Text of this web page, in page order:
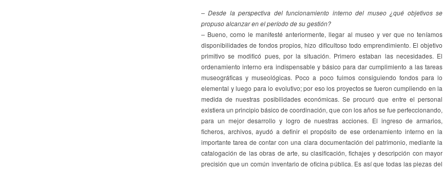
– Desde la perspectiva del funcionamiento interno del museo ¿qué objetivos se
propuso alcanzar en el período de su gestión?
– Bueno, como le manifesté anteriormente, llegar al museo y ver que no teníamos
disponibilidades de fondos propios, hizo dificultoso todo emprendimiento. El objetivo
primitivo se modificó pues, por la situación. Primero estaban las necesidades. El
ordenamiento interno era indispensable y básico para dar cumplimiento a las tareas
museográficas y museológicas. Poco a poco fuimos consiguiendo fondos para lo
elemental y luego para lo evolutivo; por eso los proyectos se fueron cumpliendo en la
medida de nuestras posibilidades económicas. Se procuró que entre el personal
existiera un principio básico de coordinación, que con los años se fue perfeccionando,
para un mejor desarrollo y logro de nuestras acciones. El ingreso de armarios,
ficheros, archivos, ayudó a definir el propósito de ese ordenamiento interno en la
importante tarea de contar con una clara documentación del patrimonio, mediante la
catalogación de las obras de arte, su clasificación, fichajes y descripción con mayor
precisión que un común inventario de oficina pública. Es así que todas las piezas del